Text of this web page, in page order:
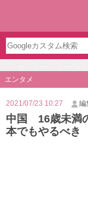
エンタメ
2021/07/23 10:27 編
中国 16歳未満
本でもやるべき